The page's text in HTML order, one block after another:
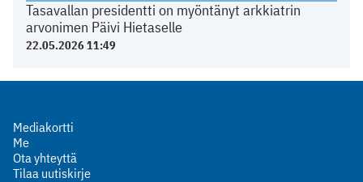
Tasavallan presidentti on myöntänyt arkkiatrin
arvonimen Päivi Hietaselle
22.05.2026 11:49
Mediakortti
Me
Ota yhteyttä
Tilaa uutiskirje